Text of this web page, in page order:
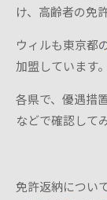
け、高齢者の免
ウィルも東京都
加盟しています。
各県で、優遇措
などで確認して
免許返納につい